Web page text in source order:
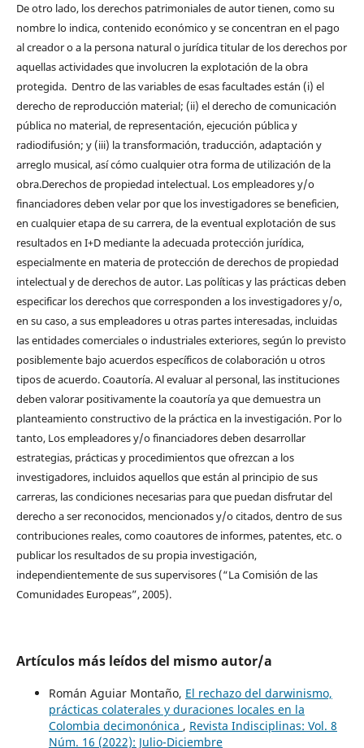
De otro lado, los derechos patrimoniales de autor tienen, como su
nombre lo indica, contenido económico y se concentran en el pago
al creador o a la persona natural o jurídica titular de los derechos por
aquellas actividades que involucren la explotación de la obra
protegida. Dentro de las variables de esas facultades están (i) el
derecho de reproducción material; (ii) el derecho de comunicación
pública no material, de representación, ejecución pública y
radiodifusión; y (iii) la transformación, traducción, adaptación y
arreglo musical, así cómo cualquier otra forma de utilización de la
obra.Derechos de propiedad intelectual. Los empleadores y/o
financiadores deben velar por que los investigadores se beneficien,
en cualquier etapa de su carrera, de la eventual explotación de sus
resultados en I+D mediante la adecuada protección jurídica,
especialmente en materia de protección de derechos de propiedad
intelectual y de derechos de autor. Las políticas y las prácticas deben
especificar los derechos que corresponden a los investigadores y/o,
en su caso, a sus empleadores u otras partes interesadas, incluidas
las entidades comerciales o industriales exteriores, según lo previsto
posiblemente bajo acuerdos específicos de colaboración u otros
tipos de acuerdo. Coautoría. Al evaluar al personal, las instituciones
deben valorar positivamente la coautoría ya que demuestra un
planteamiento constructivo de la práctica en la investigación. Por lo
tanto, Los empleadores y/o financiadores deben desarrollar
estrategias, prácticas y procedimientos que ofrezcan a los
investigadores, incluidos aquellos que están al principio de sus
carreras, las condiciones necesarias para que puedan disfrutar del
derecho a ser reconocidos, mencionados y/o citados, dentro de sus
contribuciones reales, como coautores de informes, patentes, etc. o
publicar los resultados de su propia investigación,
independientemente de sus supervisores (“La Comisión de las
Comunidades Europeas”, 2005).
Artículos más leídos del mismo autor/a
Román Aguiar Montaño, El rechazo del darwinismo,
prácticas colaterales y duraciones locales en la
Colombia decimonónica , Revista Indisciplinas: Vol. 8
Núm. 16 (2022): Julio-Diciembre